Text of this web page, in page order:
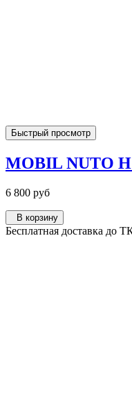
Быстрый просмотр
MOBIL NUTO H
6 800 руб
В корзину
Бесплатная доставка до